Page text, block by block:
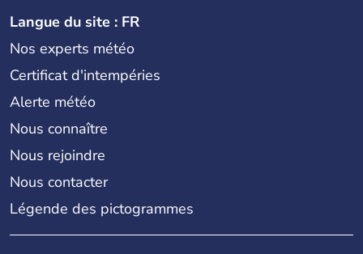
Langue du site : FR
Nos experts météo
Certificat d'intempéries
Alerte météo
Nous connaître
Nous rejoindre
Nous contacter
Légende des pictogrammes